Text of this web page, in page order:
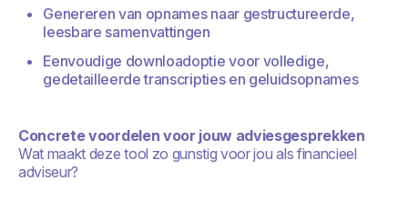
Genereren van opnames naar gestructureerde,
leesbare samenvattingen
Eenvoudige downloadoptie voor volledige,
gedetailleerde transcripties en geluidsopnames
Concrete voordelen voor jouw adviesgesprekken
Wat maakt deze tool zo gunstig voor jou als financieel
adviseur?